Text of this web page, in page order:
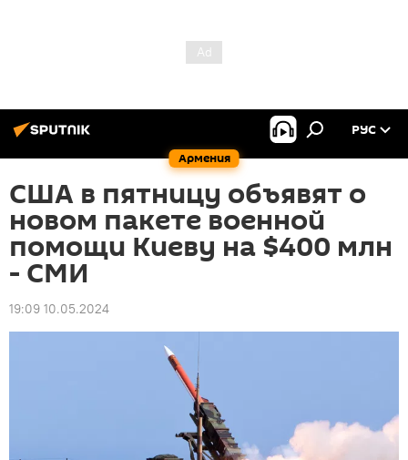
Армения
РУС
США в пятницу объявят о
новом пакете военной
помощи Киеву на $400 млн
- СМИ
19:09 10.05.2024